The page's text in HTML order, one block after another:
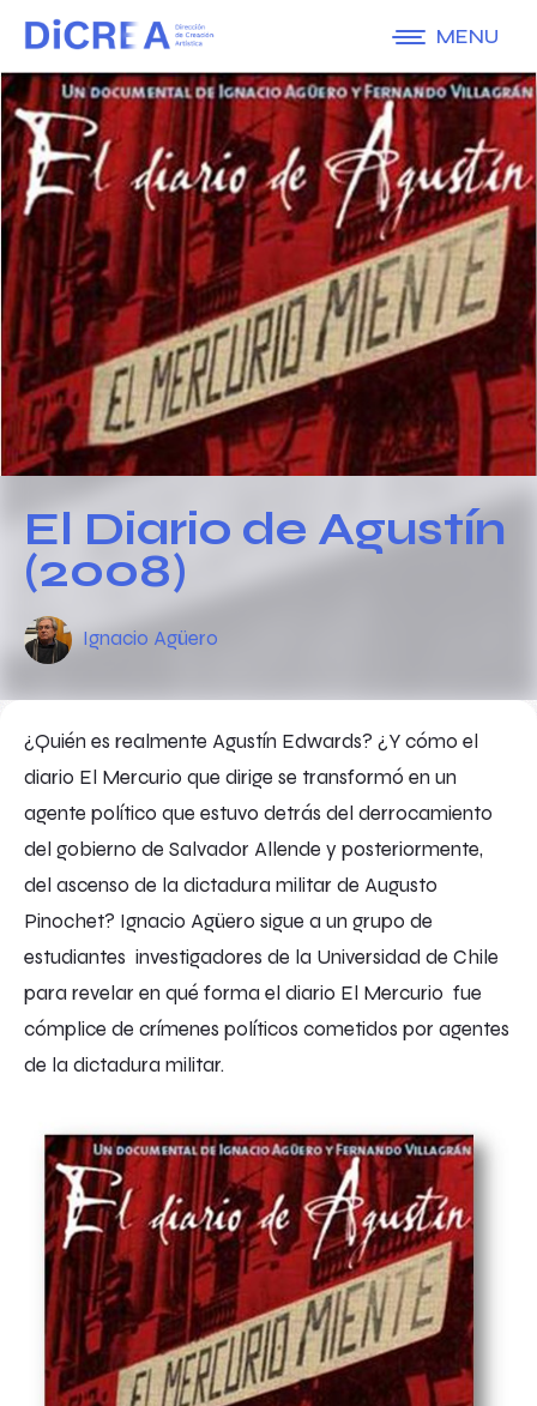
MENU
El Diario de Agustín
(2008)
Ignacio Agüero
¿Quién es realmente Agustín Edwards? ¿Y cómo el
diario El Mercurio que dirige se transformó en un
agente político que estuvo detrás del derrocamiento
del gobierno de Salvador Allende y posteriormente,
del ascenso de la dictadura militar de Augusto
Pinochet? Ignacio Agüero sigue a un grupo de
estudiantes investigadores de la Universidad de Chile
para revelar en qué forma el diario El Mercurio fue
cómplice de crímenes políticos cometidos por agentes
de la dictadura militar.